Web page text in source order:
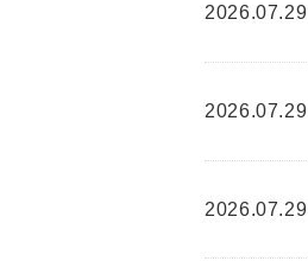
2026.07.29
2026.07.29
2026.07.29